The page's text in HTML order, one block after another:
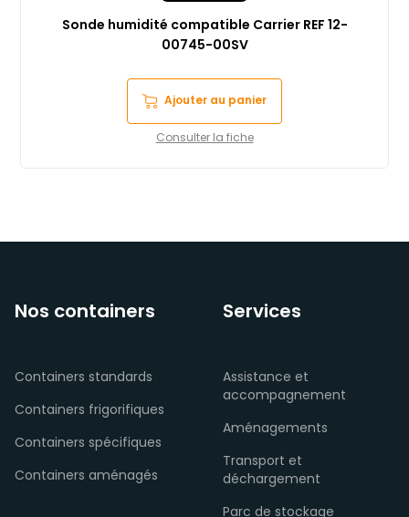
Sonde humidité compatible Carrier REF 12-
00745-00SV
Ajouter au panier
Consulter la fiche
Nos containers
Containers standards
Containers frigorifiques
Containers spécifiques
Containers aménagés
Services
Assistance et
accompagnement
Aménagements
Transport et
déchargement
Parc de stockage